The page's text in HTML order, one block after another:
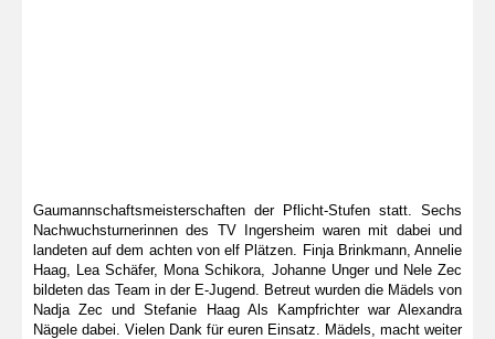
Gaumannschaftsmeisterschaften der Pflicht-Stufen statt. Sechs
Nachwuchsturnerinnen des TV Ingersheim waren mit dabei und
landeten auf dem achten von elf Plätzen. Finja Brinkmann, Annelie
Haag, Lea Schäfer, Mona Schikora, Johanne Unger und Nele Zec
bildeten das Team in der E-Jugend. Betreut wurden die Mädels von
Nadja Zec und Stefanie Haag Als Kampfrichter war Alexandra
Nägele dabei. Vielen Dank für euren Einsatz. Mädels, macht weiter